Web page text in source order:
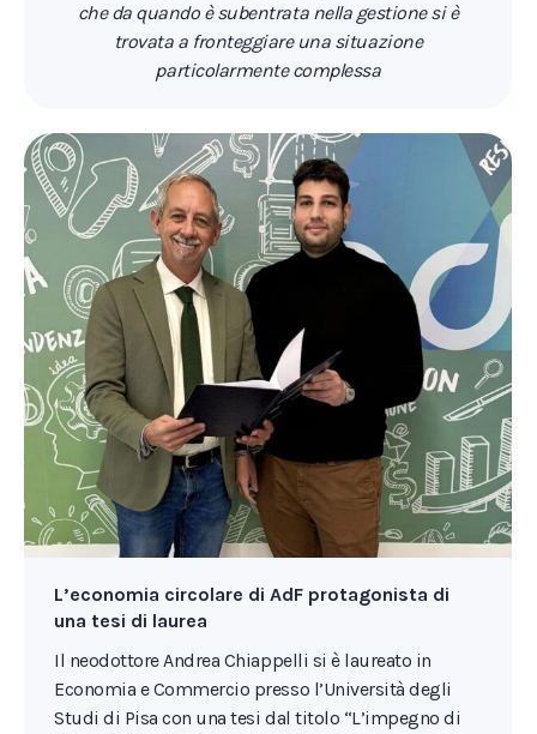
che da quando è subentrata nella gestione si è
trovata a fronteggiare una situazione
particolarmente complessa
L’economia circolare di AdF protagonista di
una tesi di laurea
Il neodottore Andrea Chiappelli si è laureato in
Economia e Commercio presso l’Università degli
Studi di Pisa con una tesi dal titolo “L’impegno di